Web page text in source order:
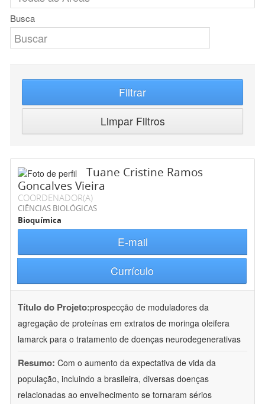
Busca
Filtrar
Limpar Filtros
Tuane Cristine Ramos
Goncalves Vieira
COORDENADOR(A)
CIÊNCIAS BIOLÓGICAS
Bioquímica
E-mail
Currículo
Título do Projeto:prospecção de moduladores da
agregação de proteínas em extratos de moringa oleifera
lamarck para o tratamento de doenças neurodegenerativas
Resumo: Com o aumento da expectativa de vida da
população, incluindo a brasileira, diversas doenças
relacionadas ao envelhecimento se tornaram sérios